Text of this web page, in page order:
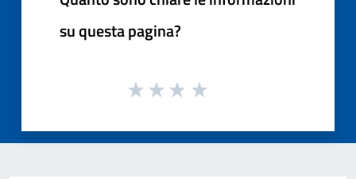
su questa pagina?